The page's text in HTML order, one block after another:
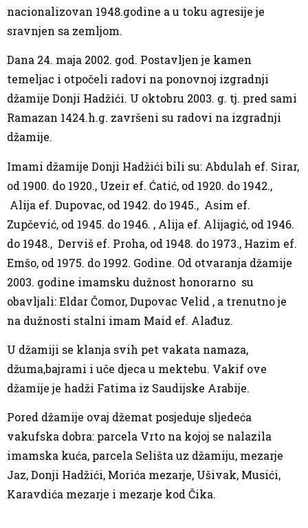
nacionalizovan 1948.godine a u toku agresije je
sravnjen sa zemljom.
Dana 24. maja 2002. god. Postavljen je kamen
temeljac i otpočeli radovi na ponovnoj izgradnji
džamije Donji Hadžići. U oktobru 2003. g. tj. pred sami
Ramazan 1424.h.g. završeni su radovi na izgradnji
džamije.
Imami džamije Donji Hadžići bili su: Abdulah ef. Sirar,
od 1900. do 1920., Uzeir ef. Ćatić, od 1920. do 1942.,
Alija ef. Dupovac, od 1942. do 1945., Asim ef.
Zupčević, od 1945. do 1946. , Alija ef. Alijagić, od 1946.
do 1948., Derviš ef. Proha, od 1948. do 1973., Hazim ef.
Emšo, od 1975. do 1992. Godine. Od otvaranja džamije
2003. godine imamsku dužnost honorarno su
obavljali: Eldar Čomor, Dupovac Velid , a trenutno je
na dužnosti stalni imam Maid ef. Alađuz.
U džamiji se klanja svih pet vakata namaza,
džuma,bajrami i uče djeca u mektebu. Vakif ove
džamije je hadži Fatima iz Saudijske Arabije.
Pored džamije ovaj džemat posjeduje sljedeća
vakufska dobra: parcela Vrto na kojoj se nalazila
imamska kuća, parcela Selišta uz džamiju, mezarje
Jaz, Donji Hadžići, Morića mezarje, Ušivak, Musići,
Karavdića mezarje i mezarje kod Čika.